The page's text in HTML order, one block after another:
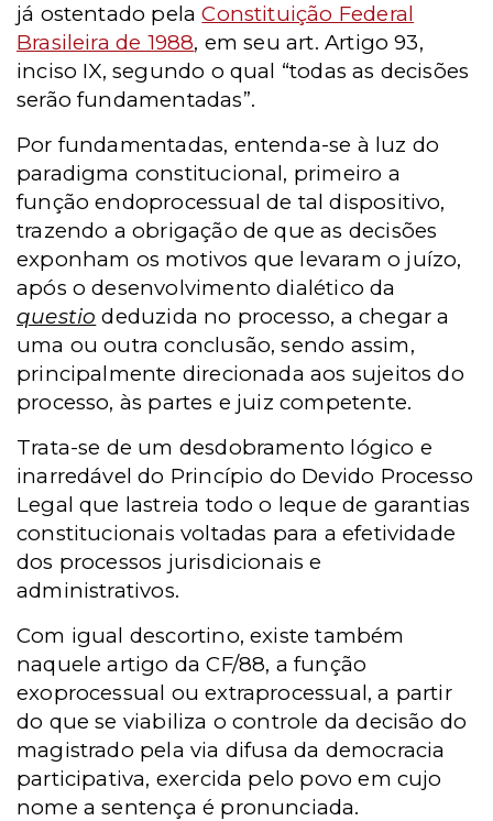
já ostentado pelaConstituição Federal
Brasileira de 1988, em seu art. Artigo 93,
inciso IX, segundo o qual “todas as decisões
serão fundamentadas”.
Por fundamentadas, entenda-se à luz do
paradigma constitucional, primeiro a
função endoprocessual de tal dispositivo,
trazendo a obrigação de que as decisões
exponham os motivos que levaram o juízo,
após o desenvolvimento dialético da
questio deduzida no processo, a chegar a
uma ou outra conclusão, sendo assim,
principalmente direcionada aos sujeitos do
processo, às partes e juiz competente.
Trata-se de um desdobramento lógico e
inarredável do Princípio do Devido Processo
Legal que lastreia todo o leque de garantias
constitucionais voltadas para a efetividade
dos processos jurisdicionais e
administrativos.
Com igual descortino, existe também
naquele artigo da CF/88, a função
exoprocessual ou extraprocessual, a partir
do que se viabiliza o controle da decisão do
magistrado pela via difusa da democracia
participativa, exercida pelo povo em cujo
nome a sentença é pronunciada.